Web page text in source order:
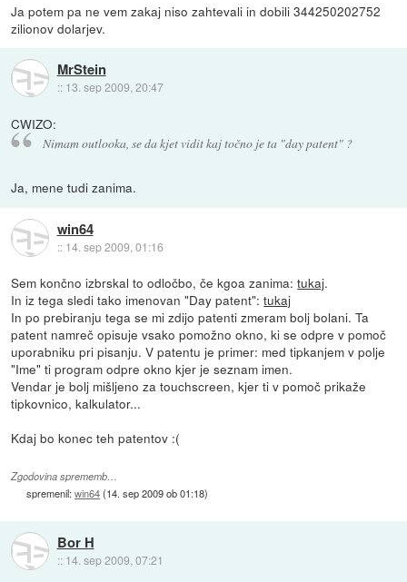
Ja potem pa ne vem zakaj niso zahtevali in dobili 344250202752
zilionov dolarjev.
MrStein
:: 13. sep 2009, 20:47
CWIZO:
Nimam outlooka, se da kjet vidit kaj točno je ta "day patent" ?
Ja, mene tudi zanima.
win64
:: 14. sep 2009, 01:16
Sem končno izbrskal to odločbo, če kgoa zanima:tukaj.
In iz tega sledi tako imenovan "Day patent":tukaj
In po prebiranju tega se mi zdijo patenti zmeram bolj bolani. Ta
patent namreč opisuje vsako pomožno okno, ki se odpre v pomoč
uporabniku pri pisanju. V patentu je primer: med tipkanjem v polje
"Ime" ti program odpre okno kjer je seznam imen.
Vendar je bolj mišljeno za touchscreen, kjer ti v pomoč prikaže
tipkovnico, kalkulator...
Kdaj bo konec teh patentov :(
Zgodovina sprememb…
spremenil:win64(14. sep 2009 ob 01:18)
Bor H
:: 14. sep 2009, 07:21